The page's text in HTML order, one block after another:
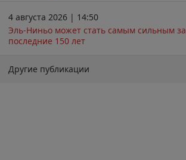
4 августа 2026 | 14:50
Эль-Ниньо может стать самым сильным за
последние 150 лет
Другие публикации